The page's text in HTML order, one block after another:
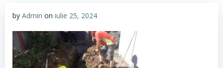
by Admin on iulie 25, 2024